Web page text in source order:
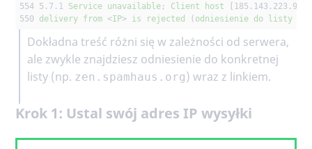
554 5 .7 .1 Service unavailable ; Client host
[185.143.223.97]
550 delivery from <IP> is rejected ( odniesienie do listy
Dokładna treść różni się w zależności od serwera,
ale zwykle znajdziesz odniesienie do konkretnej
listy (np. zen.spamhaus.org) wraz z linkiem.
Krok 1: Ustal swój adres IP wysyłki
W panelu hostingu sprawdź, jaki adres IP jest